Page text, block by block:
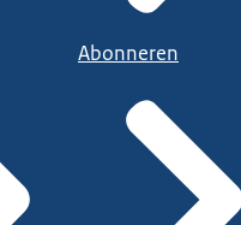
Abonneren